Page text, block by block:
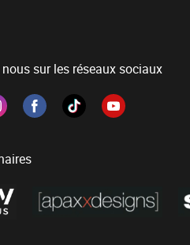
sur les réseaux sociaux